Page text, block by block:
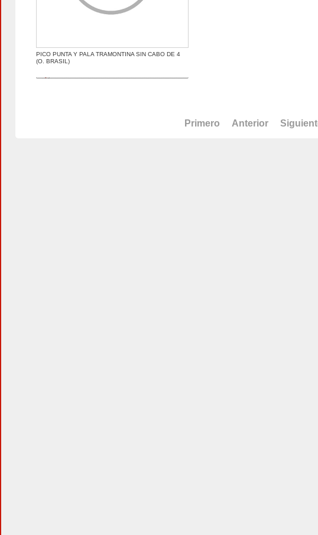
PICO PUNTA Y PALA TRAMONTINA SIN CABO DE 4
(O. BRASIL)
Primero Anterior